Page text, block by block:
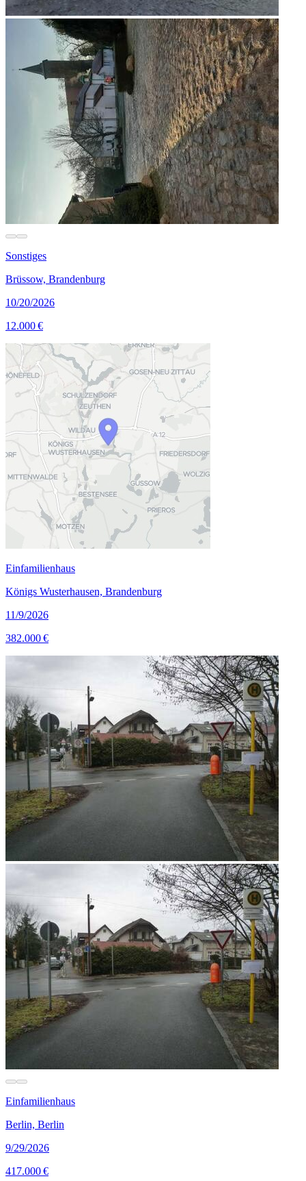
Sonstiges
Brüssow, Brandenburg
10/20/2026
12.000 €
Einfamilienhaus
Königs Wusterhausen, Brandenburg
11/9/2026
382.000 €
Einfamilienhaus
Berlin, Berlin
9/29/2026
417.000 €